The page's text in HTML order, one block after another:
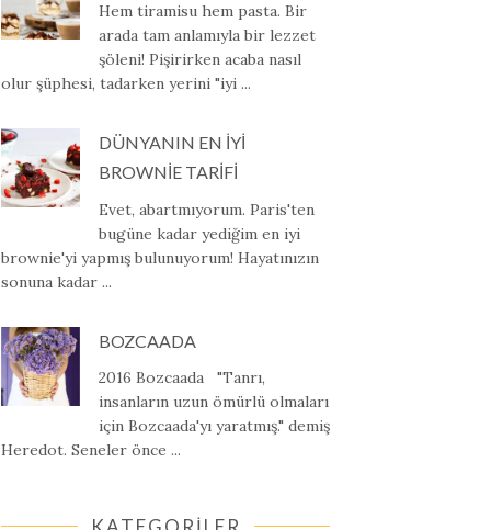
Hem tiramisu hem pasta. Bir
arada tam anlamıyla bir lezzet
şöleni! Pişirirken acaba nasıl
olur şüphesi, tadarken yerini "iyi ...
DÜNYANIN EN İYİ
BROWNİE TARİFİ
Evet, abartmıyorum. Paris'ten
bugüne kadar yediğim en iyi
brownie'yi yapmış bulunuyorum! Hayatınızın
sonuna kadar ...
BOZCAADA
2016 Bozcaada "Tanrı,
insanların uzun ömürlü olmaları
için Bozcaada'yı yaratmış." demiş
Heredot. Seneler önce ...